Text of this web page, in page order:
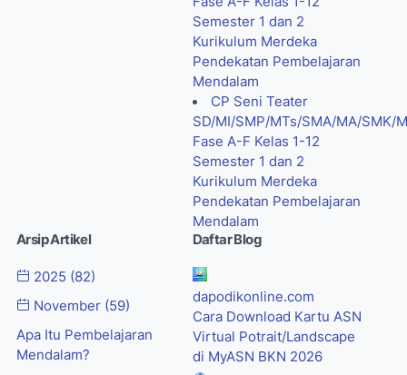
Semester 1 dan 2
Kurikulum Merdeka
Pendekatan Pembelajaran
Mendalam
CP Seni Teater
SD/MI/SMP/MTs/SMA/MA/SMK/
Fase A-F Kelas 1-12
Semester 1 dan 2
Kurikulum Merdeka
Pendekatan Pembelajaran
Mendalam
Arsip Artikel
2025 (82)
November (59)
Apa Itu Pembelajaran
Mendalam?
Daftar Blog
dapodikonline.com
Cara Download Kartu ASN
Virtual Potrait/Landscape
di MyASN BKN 2026